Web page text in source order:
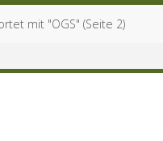
mit "OGS" (Seite 2)